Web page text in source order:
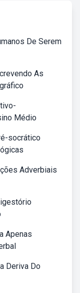
De Serem
As
Médio
socrático
Adverbiais
Apenas
Deriva Do